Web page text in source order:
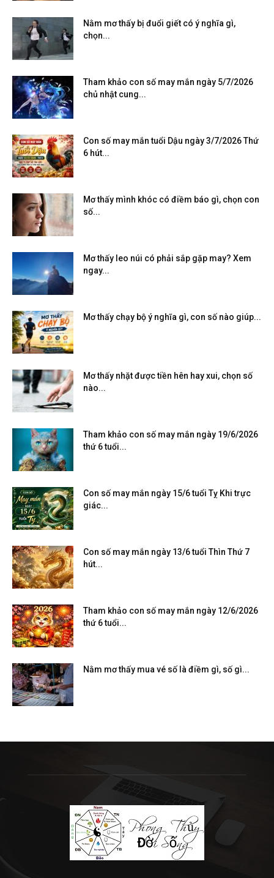
Nằm mơ thấy bị đuổi giết có ý nghĩa gì,
chọn...
Tham khảo con số may mắn ngày 5/7/2026
chủ nhật cung...
Con số may mắn tuổi Dậu ngày 3/7/2026 Thứ
6 hút...
Mơ thấy mình khóc có điềm báo gì, chọn con
số...
Mơ thấy leo núi có phải sắp gặp may? Xem
ngay...
Mơ thấy chạy bộ ý nghĩa gì, con số nào giúp...
Mơ thấy nhặt được tiền hên hay xui, chọn số
nào...
Tham khảo con số may mắn ngày 19/6/2026
thứ 6 tuổi...
Con số may mắn ngày 15/6 tuổi Tỵ Khi trực
giác...
Con số may mắn ngày 13/6 tuổi Thìn Thứ 7
hút...
Tham khảo con số may mắn ngày 12/6/2026
thứ 6 tuổi...
Nằm mơ thấy mua vé số là điềm gì, số gì...